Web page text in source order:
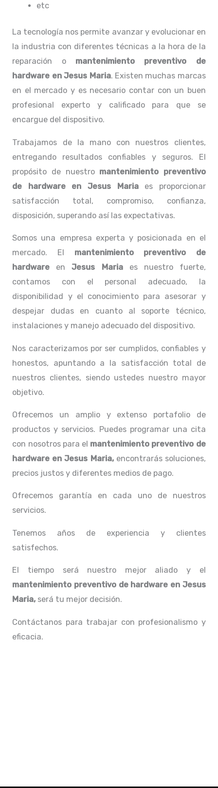
etc
La tecnología nos permite avanzar y evolucionar en
la industria con diferentes técnicas a la hora de la
reparación o mantenimiento preventivo de
hardware en Jesus Maria. Existen muchas marcas
en el mercado y es necesario contar con un buen
profesional experto y calificado para que se
encargue del dispositivo.
Trabajamos de la mano con nuestros clientes,
entregando resultados confiables y seguros. El
propósito de nuestro mantenimiento preventivo
de hardware en Jesus Mariaes proporcionar
satisfacción total, compromiso, confianza,
disposición, superando así las expectativas.
Somos una empresa experta y posicionada en el
mercado. El mantenimiento preventivo de
hardware enJesus Mariaes nuestro fuerte,
contamos con el personal adecuado, la
disponibilidad y el conocimiento para asesorar y
despejar dudas en cuanto al soporte técnico,
instalaciones y manejo adecuado del dispositivo.
Nos caracterizamos por ser cumplidos, confiables y
honestos, apuntando a la satisfacción total de
nuestros clientes, siendo ustedes nuestro mayor
objetivo.
Ofrecemos un amplio y extenso portafolio de
productos y servicios. Puedes programar una cita
con nosotros para el mantenimiento preventivo de
hardware en Jesus Maria, encontrarás soluciones,
precios justos y diferentes medios de pago.
Ofrecemos garantía en cada uno de nuestros
servicios.
Tenemos años de experiencia y clientes
satisfechos.
El tiempo será nuestro mejor aliado y el
mantenimiento preventivo de hardware en Jesus
Maria, será tu mejor decisión.
Contáctanos para trabajar con profesionalismo y
eficacia.